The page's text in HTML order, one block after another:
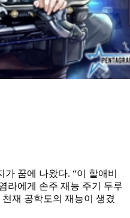
꿈에 나왔다. “이 할애비
라에게 손주 재능 주기 두루
재 공학도의 재능이 생겼